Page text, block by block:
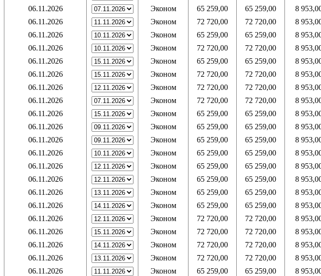
06.11.2026
Эконом 65 259,00 65 259,00 8
06.11.2026
Эконом 72 720,00 72 720,00 8
06.11.2026
Эконом 65 259,00 65 259,00 8
06.11.2026
Эконом 72 720,00 72 720,00 8
06.11.2026
Эконом 65 259,00 65 259,00 8
06.11.2026
Эконом 72 720,00 72 720,00 8
06.11.2026
Эконом 72 720,00 72 720,00 8
06.11.2026
Эконом 72 720,00 72 720,00 8
06.11.2026
Эконом 65 259,00 65 259,00 8
06.11.2026
Эконом 65 259,00 65 259,00 8
06.11.2026
Эконом 65 259,00 65 259,00 8
06.11.2026
Эконом 65 259,00 65 259,00 8
06.11.2026
Эконом 65 259,00 65 259,00 8
06.11.2026
Эконом 65 259,00 65 259,00 8
06.11.2026
Эконом 65 259,00 65 259,00 8
06.11.2026
Эконом 65 259,00 65 259,00 8
06.11.2026
Эконом 72 720,00 72 720,00 8
06.11.2026
Эконом 72 720,00 72 720,00 8
06.11.2026
Эконом 72 720,00 72 720,00 8
06.11.2026
Эконом 72 720,00 72 720,00 8
06.11.2026
Эконом 65 259,00 65 259,00 8